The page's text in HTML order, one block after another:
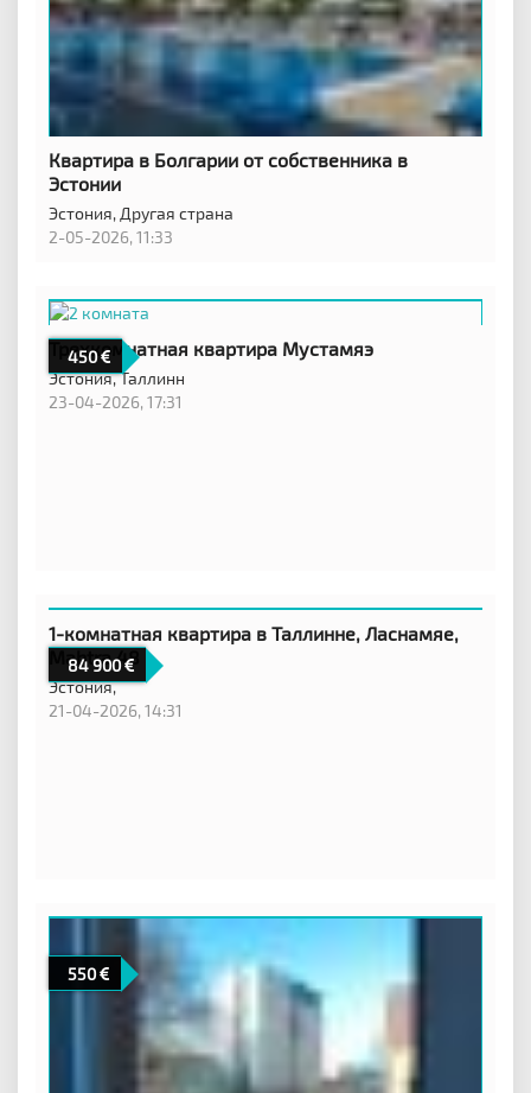
Квартира в Болгарии от собственника в
Эстонии
Эстония,Другая страна
2-05-2026, 11:33
450
Трехкомнатная квартира Мустамяэ
Эстония,Таллинн
23-04-2026, 17:31
84 900
1-комнатная квартира в Таллинне, Ласнамяе,
Mahtra 48
Эстония,
21-04-2026, 14:31
550